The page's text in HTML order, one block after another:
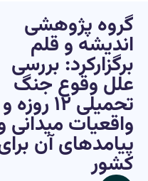
گروه پژوهشی
اندیشه و قلم
برگزارکرد: بررسی
علل وقوع جنگ
تحمیلی ۱۲ روزه و
واقعیات میدانی و
پیامدهای آن برای
کشور